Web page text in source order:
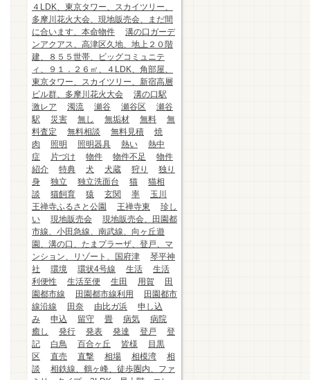
４LDK、東京タワー、スカイツリー、
多摩川花火大会、現地販売会、まだ間
に合います、本命物件
溝の口ガーデ
ンアクアス、高津区久地、地上２０階
建、８５５世帯、ビッグコミュニテ
ィ、９１．２６㎡、４LDK、角部屋、
東京タワー、スカイツリー、新宿高層
ビル群、多摩川花火大会
溝の口駅
激レア
濁流 瀬谷 瀬谷区
瀬谷
駅
災害 無し 無垢材 無料
無
料査定
無料相談 無料見積
焼
肉
照明 照明器具 熱い
熱中
症
片づけ 物件 物件不足
物件
紹介
特典 犬 犬蔵 狩り
独り
身
独立 独立洗面台 猫
猫相
談
猫飼育 猿 玄関 率
玉川
王禅寺ふるさと公園
王禅寺東
珍し
い
現地販売会
現地販売会、田園都
市線、小田急線、南武線、向ヶ丘遊
園、溝の口、たまプラーザ、登戸、マ
ンション、リゾート、国府津
琴平神
社
環境 環状4号線 生活
生活
利便性
生活至便 生田 用賀
田
園都市線
田園都市線利用
田園都市
線沿線
田奈 由比ガ浜
申し込
み
申込 留守 畳 病気
病院
癒し
発行 発表 発達 登戸
登
記
白鳥 百合ヶ丘 皆様
目黒
区
直売 直撃 相場 相模湾
相
談
相鉄線、鶴ヶ峰、徒歩圏内、ファ